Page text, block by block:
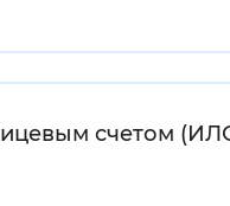
счетом